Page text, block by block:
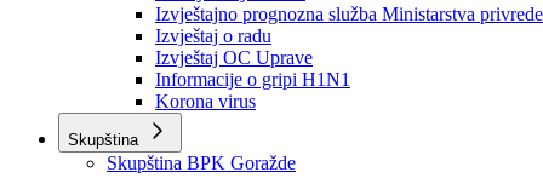
Obavještenja i izvještaji
Obavještenja Vlade
Izvještajno prognozna služba Ministarstva privrede
Izvještaj o radu
Izvještaj OC Uprave
Informacije o gripi H1N1
Korona virus